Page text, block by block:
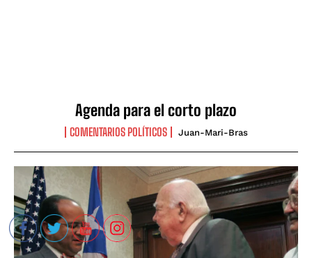
Agenda para el corto plazo
COMENTARIOS POLÍTICOS Juan-Mari-Bras